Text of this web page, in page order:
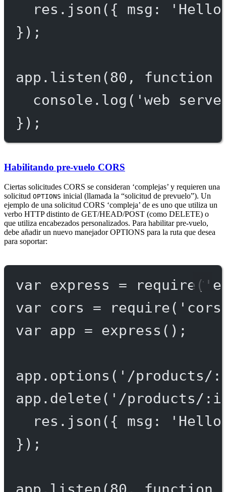
res. json ({ msg:
});
app. listen (80 , function
console. log ( 'web
});
Habilitando pre-vuelo CORS
Ciertas solicitudes CORS se consideran ‘complejas’ y requieren una
solicitud OPTIONS inicial (llamada la “solicitud de prevuelo”). Un
ejemplo de una solicitud CORS ‘compleja’ de es uno que utiliza un
verbo HTTP distinto de GET/HEAD/POST (como DELETE) o
que utiliza encabezados personalizados. Para habilitar pre-vuelo,
debe añadir un nuevo manejador OPTIONS para la ruta que desea
para soportar:
var express = require (
var cors = require(
var app = express ();
app. options ( '/products/
app. delete( '/products/
res. json ({ msg:
});